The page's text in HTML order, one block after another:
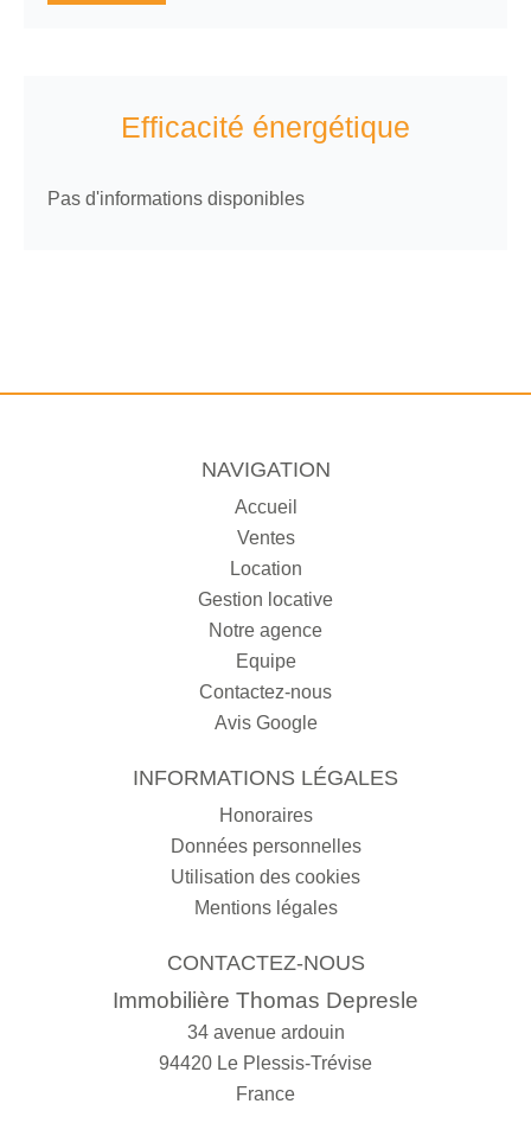
Efficacité énergétique
Pas d'informations disponibles
NAVIGATION
Accueil
Ventes
Location
Gestion locative
Notre agence
Equipe
Contactez-nous
Avis Google
INFORMATIONS LÉGALES
Honoraires
Données personnelles
Utilisation des cookies
Mentions légales
CONTACTEZ-NOUS
Immobilière Thomas Depresle
34 avenue ardouin
94420 Le Plessis-Trévise
France